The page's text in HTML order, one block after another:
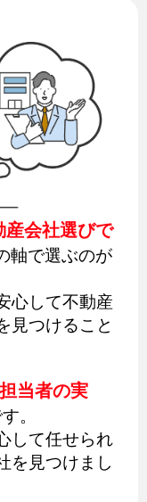
産会社選びで
軸で選ぶのが
心して不動産
見つけること
担当者の実
。
して任せられ
を見つけまし